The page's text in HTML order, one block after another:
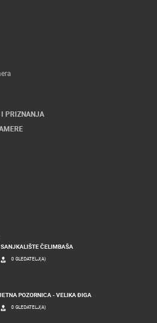
PRIZNANJA
ČELIMBAŠA
0 GLEDATELJ(A)
POZORNICA - VELIKA ĐIGA
0 GLEDATELJ(A)